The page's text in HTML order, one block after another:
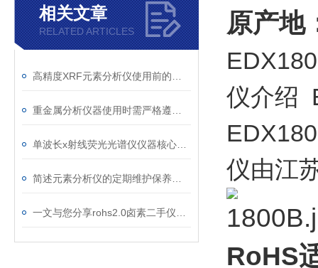
相关文章
RELATED ARTICLES
原产地
仪介绍
仪由江
RoHS